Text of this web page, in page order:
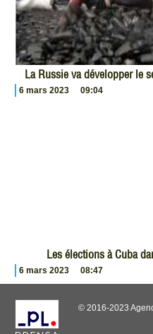
La Russie va développer le
6 mars 2023 09:04
Les élections à Cuba
6 mars 2023 08:47
© 2016-2023